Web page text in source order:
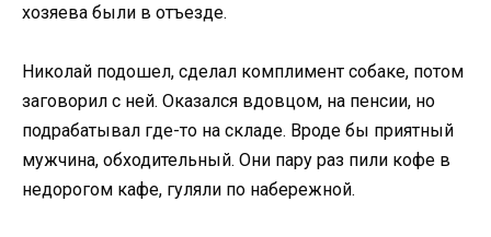
хозяева были в отъезде.
Николай подошел, сделал комплимент собаке, потом
заговорил с ней. Оказался вдовцом, на пенсии, но
подрабатывал где-то на складе. Вроде бы приятный
мужчина, обходительный. Они пару раз пили кофе в
недорогом кафе, гуляли по набережной.